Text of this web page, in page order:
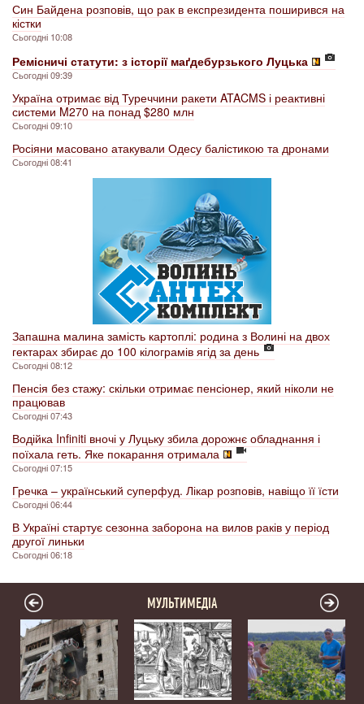
Син Байдена розповів, що рак в експрезидента поширився на
кістки
Сьогодні 10:08
Ремісничі статути: з історії маґдебурзького Луцька
Сьогодні 09:39
Україна отримає від Туреччини ракети ATACMS і реактивні
системи M270 на понад $280 млн
Сьогодні 09:10
Росіяни масовано атакували Одесу балістикою та дронами
Сьогодні 08:41
Запашна малина замість картоплі: родина з Волині на двох
гектарах збирає до 100 кілограмів ягід за день
Сьогодні 08:12
Пенсія без стажу: скільки отримає пенсіонер, який ніколи не
працював
Сьогодні 07:43
Водійка Infiniti вночі у Луцьку збила дорожнє обладнання і
поїхала геть. Яке покарання отримала
Сьогодні 07:15
Гречка – український суперфуд. Лікар розповів, навіщо її їсти
Сьогодні 06:44
В Україні стартує сезонна заборона на вилов раків у період
другої линьки
Сьогодні 06:18
МУЛЬТИМЕДІА